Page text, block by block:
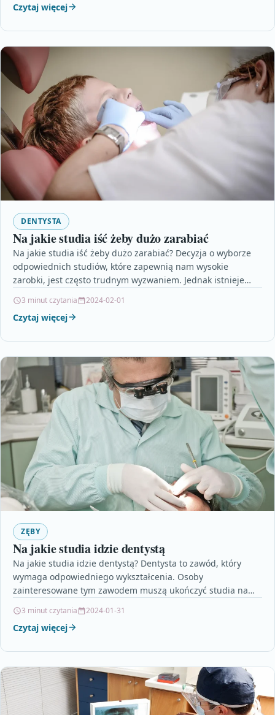
Czytaj więcej
DENTYSTA
Na jakie studia iść żeby dużo zarabiać
Na jakie studia iść żeby dużo zarabiać? Decyzja o wyborze
odpowiednich studiów, które zapewnią nam wysokie
zarobki, jest często trudnym wyzwaniem. Jednak istnieje
3 minut czytania 2024-02-01
Czytaj więcej
ZĘBY
Na jakie studia idzie dentystą
Na jakie studia idzie dentystą? Dentysta to zawód, który
wymaga odpowiedniego wykształcenia. Osoby
zainteresowane tym zawodem muszą ukończyć studia na
3 minut czytania 2024-01-31
Czytaj więcej